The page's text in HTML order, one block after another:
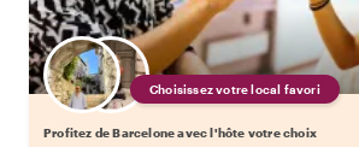
Choisissez votre local favori
Profitez de Barcelone avec l'hôte votre choix